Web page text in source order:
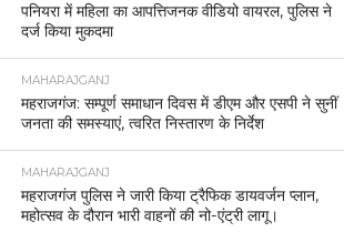
पनियरा में महिला का आपत्तिजनक वीडियो वायरल, पुलिस ने
दर्ज किया मुकदमा
MAHARAJGANJ
महराजगंज: सम्पूर्ण समाधान दिवस में डीएम और एसपी ने सुनीं
जनता की समस्याएं, त्वरित निस्तारण के निर्देश
MAHARAJGANJ
महराजगंज पुलिस ने जारी किया ट्रैफिक डायवर्जन प्लान,
महोत्सव के दौरान भारी वाहनों की नो-एंट्री लागू।